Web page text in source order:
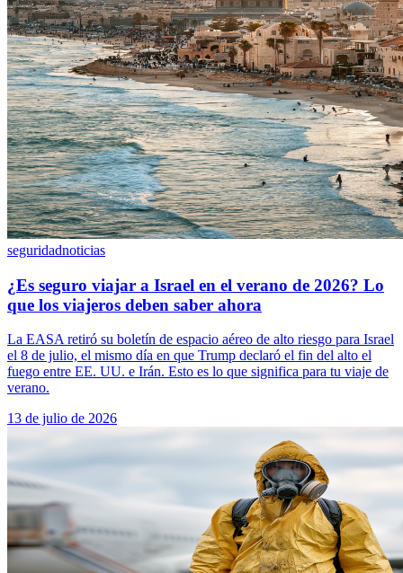
seguridadnoticias
¿Es seguro viajar a Israel en el verano de 2026? Lo
que los viajeros deben saber ahora
La EASA retiró su boletín de espacio aéreo de alto riesgo para Israel
el 8 de julio, el mismo día en que Trump declaró el fin del alto el
fuego entre EE. UU. e Irán. Esto es lo que significa para tu viaje de
verano.
13 de julio de 2026